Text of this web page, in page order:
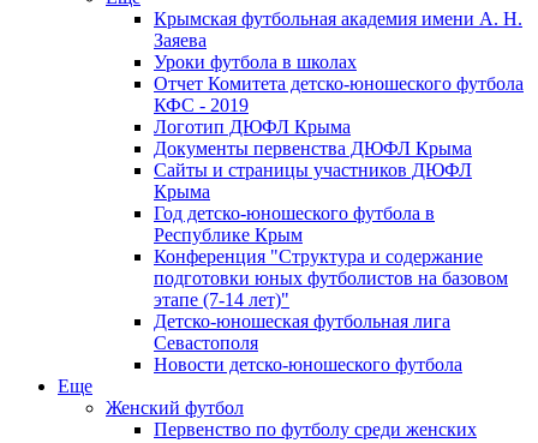
Крымская футбольная академия имени А. Н.
Заяева
Уроки футбола в школах
Отчет Комитета детско-юношеского футбола
КФС - 2019
Логотип ДЮФЛ Крыма
Документы первенства ДЮФЛ Крыма
Сайты и страницы участников ДЮФЛ
Крыма
Год детско-юношеского футбола в
Республике Крым
Конференция "Структура и содержание
подготовки юных футболистов на базовом
этапе (7-14 лет)"
Детско-юношеская футбольная лига
Севастополя
Новости детско-юношеского футбола
Еще
Женский футбол
Первенство по футболу среди женских